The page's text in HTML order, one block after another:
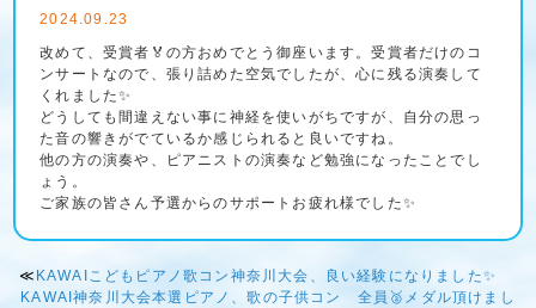
2024.09.23
改めて、受賞者🏅の方おめでとう御座います。受賞者だけのコ
ンサートなので、張り詰めた空気でしたが、心に残る演奏して
くれました✨
どうしても間違えない事に神経を使いがちですが、自分の思っ
た音の響きがでているか感じられると良いですね。
他の方の演奏や、ピアニストの演奏など勉強になったことでし
ょう。
ご家族の皆さん予選からのサポートお疲れ様でした✨
≪ KAWAIこどもピアノ歌コン神奈川大会、良い経験になりました✨
KAWAI神奈川大会本選ピアノ、歌の子供コン 全員🥈メダル頂けまし